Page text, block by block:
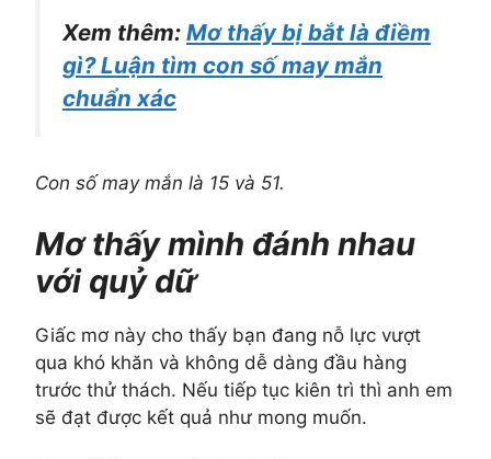
Xem thêm: Mơ thấy bị bắt là điềm
gì? Luận tìm con số may mắn
chuẩn xác
Con số may mắn là 15 và 51.
Mơ thấy mình đánh nhau
với quỷ dữ
Giấc mơ này cho thấy bạn đang nỗ lực vượt
qua khó khăn và không dễ dàng đầu hàng
trước thử thách. Nếu tiếp tục kiên trì thì anh em
sẽ đạt được kết quả như mong muốn.